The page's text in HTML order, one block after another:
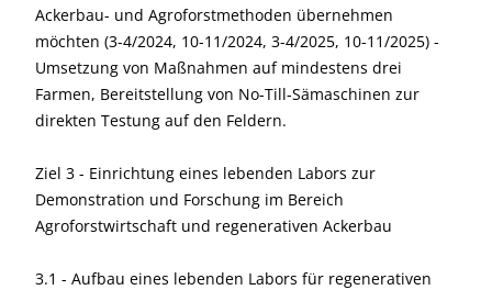
Ackerbau- und Agroforstmethoden übernehmen
möchten (3-4/2024, 10-11/2024, 3-4/2025, 10-11/2025) -
Umsetzung von Maßnahmen auf mindestens drei
Farmen, Bereitstellung von No-Till-Sämaschinen zur
direkten Testung auf den Feldern.
Ziel 3 - Einrichtung eines lebenden Labors zur
Demonstration und Forschung im Bereich
Agroforstwirtschaft und regenerativen Ackerbau
3.1 - Aufbau eines lebenden Labors für regenerativen